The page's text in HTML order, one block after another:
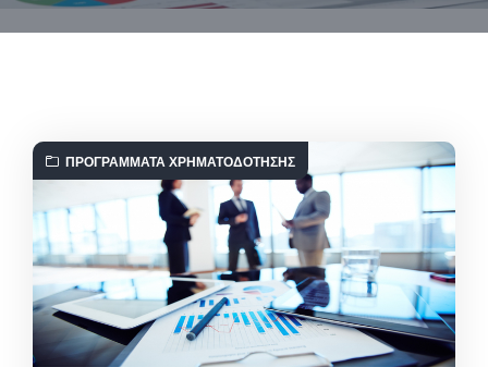
ΠΡΟΓΡΆΜΜΑΤΑ ΧΡΗΜΑΤΟΔΌΤΗΣΗΣ